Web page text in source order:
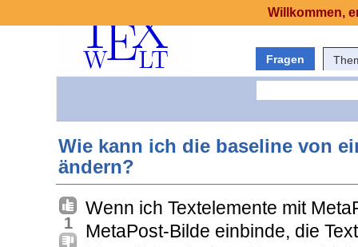
Fragen
Wie kann ich die baseline von
ändern?
1
Wenn ich Textelemente mit
MetaPost-Bilde einbinde, die
Willkommen,